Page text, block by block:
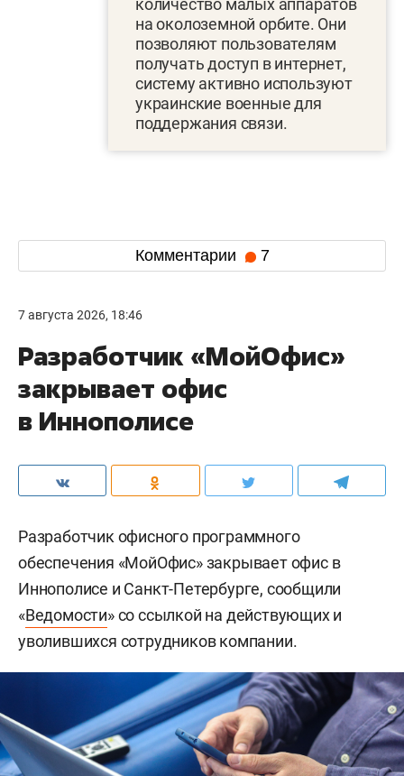
количество малых аппаратов
на околоземной орбите. Они
позволяют пользователям
получать доступ в интернет,
систему активно используют
украинские военные для
поддержания связи.
Комментарии 7
7 августа 2026, 18:46
Разработчик «МойОфис»
закрывает офис
в Иннополисе
Разработчик офисного программного
обеспечения «МойОфис» закрывает офис в
Иннополисе и Санкт-Петербурге, сообщили
«Ведомости» со ссылкой на действующих и
уволившихся сотрудников компании.